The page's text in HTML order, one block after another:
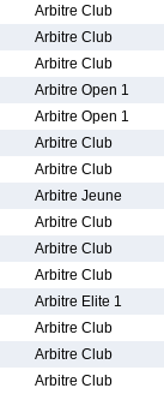
Arbitre Club
Arbitre Club
Arbitre Club
Arbitre Open 1
Arbitre Open 1
Arbitre Club
Arbitre Club
Arbitre Jeune
Arbitre Club
Arbitre Club
Arbitre Club
Arbitre Elite 1
Arbitre Club
Arbitre Club
Arbitre Club